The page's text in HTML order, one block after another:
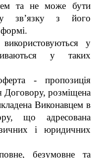
та не може бути
у зв’язку з його
у
у таких
- пропозиція
Договору, розміщена
Виконавцем в
що адресована
і юридичних
безумовне та